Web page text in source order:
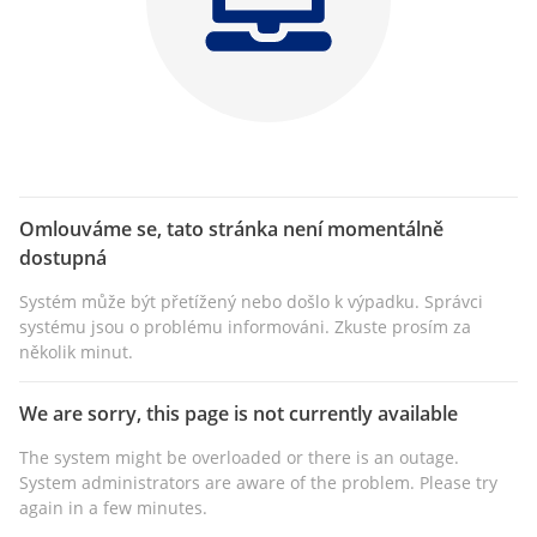
Omlouváme se, tato stránka není momentálně
dostupná
Systém může být přetížený nebo došlo k výpadku. Správci
systému jsou o problému informováni. Zkuste prosím za
několik minut.
We are sorry, this page is not currently available
The system might be overloaded or there is an outage.
System administrators are aware of the problem. Please try
again in a few minutes.